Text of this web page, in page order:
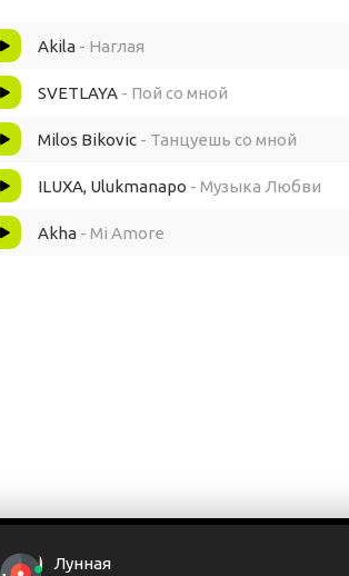
дива, дива – ты так красива.
любовь - война, но это искусство.
летать по небу один.
Akila - Наглая
SVETLAYA - Пой со мной
Milos Bikovic - Танцуешь со мной
ILUXA, Ulukmanapo - Музыка Любви
Akha - Mi Amore
Лунная